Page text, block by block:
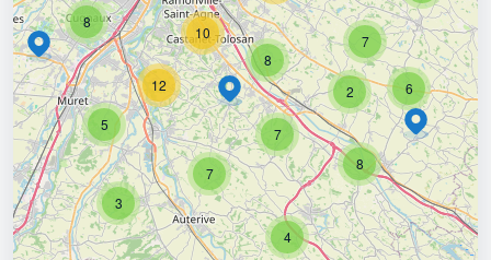
5
3
8
4
7
7
2
8
8
12
10
6
7